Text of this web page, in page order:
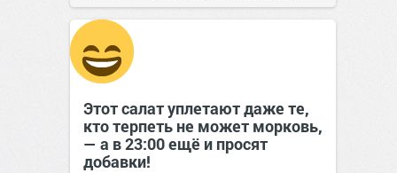
позитива! 15:38 Сегодня
Этот салат уплетают даже те,
кто терпеть не может морковь,
— а в 23:00 ещё и просят
добавки!